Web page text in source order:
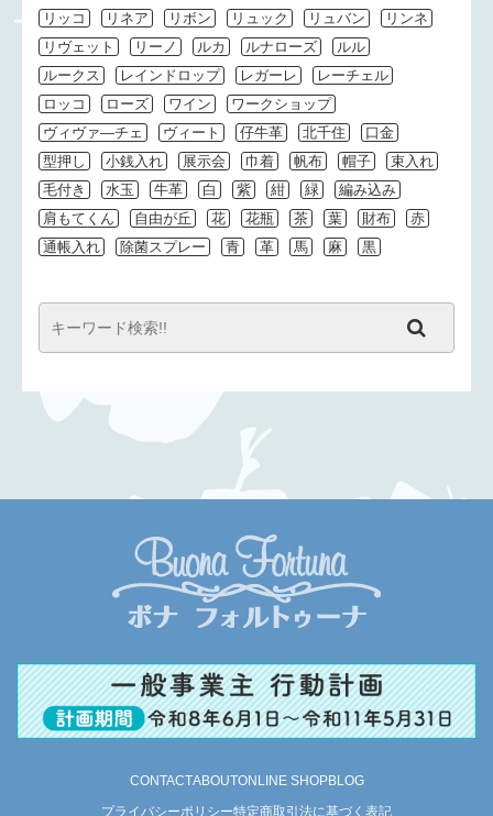
リッコ
リネア リボン リュック リュバン
リンネ
リヴェット
リーノ ルカ ルナローズ
ルル
ルークス
レインドロップ レガーレ
レーチェル
ロッコ
ローズ ワイン
ワークショップ
ヴィヴァ―チェ
ヴィート 仔牛革 北千住
口金
型押し
小銭入れ 展示会 巾着 帆布 帽子
束入れ
毛付き
水玉 牛革 白 紫 紺 緑
編み込み
肩もてくん
自由が丘 花 花瓶 茶 葉 財布
赤
通帳入れ
除菌スプレー 青 革 馬 麻 黒
CONTACTABOUTONLINE SHOPBLOG
プライバシーポリシー特定商取引法に基づく表記